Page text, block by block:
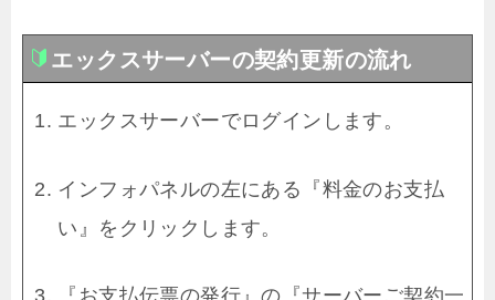
エックスサーバーの契約更新の流れ
エックスサーバーでログインします。
インフォパネルの左にある『料金のお支払
い』をクリックします。